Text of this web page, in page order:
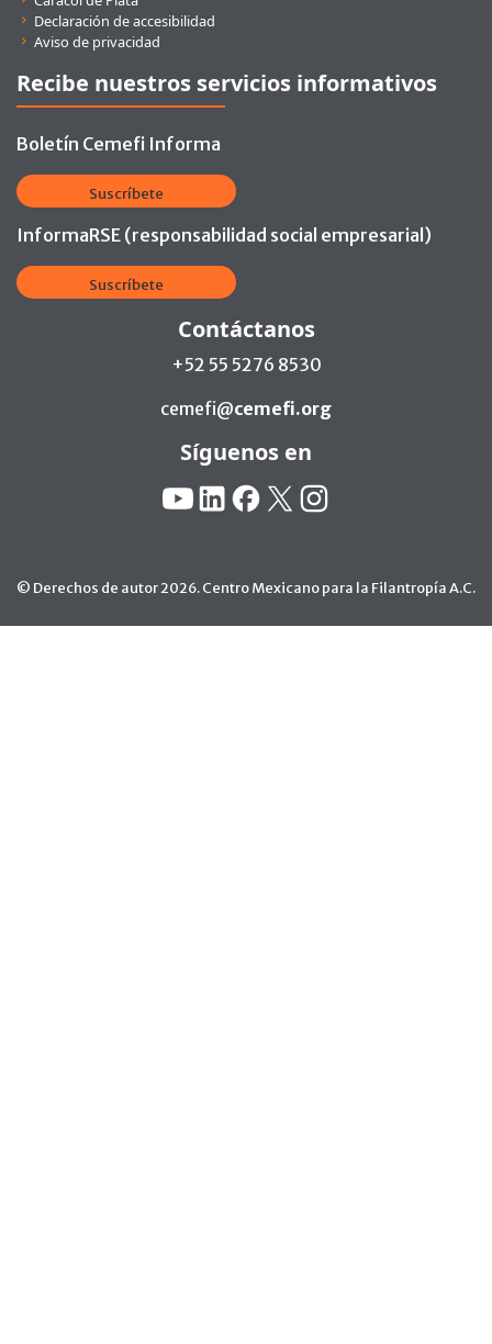
Declaración de accesibilidad
Aviso de privacidad
Recibe nuestros servicios informativos
Boletín Cemefi Informa
Suscríbete
InformaRSE (responsabilidad social empresarial)
Suscríbete
Contáctanos
+52 55 5276 8530
cemefi@cemefi.org
Síguenos en
YouTube
LinkedinFacebook
X Instagram
© Derechos de autor 2026. Centro Mexicano para la Filantropía A.C.